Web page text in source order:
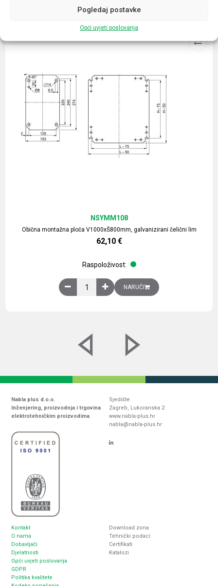
Pogledaj postavke
Opći uvjeti poslovanja
Povezani proizvodi
Obična montažna ploča V1000xŠ800mm, galvanizirani čelični lim
NSYMM108
62,10 €
Raspoloživost:
Obična montažna ploča V1000xŠ800mm,
NARUČI
Nabla plus d.o.o.
Inženjering, proizvodnja i trgovina
elektrotehničkim proizvodima
Sjedište
Zagreb, Lukoranska 2
www.nabla-plus.hr
nabla@nabla-plus.hr
Kontakt
O nama
Dobavljači
Djelatnosti
Opći uvjeti poslovanja
GDPR
Politika kvalitete
Download zona
Tehnički podaci
Certifikati
Katalozi